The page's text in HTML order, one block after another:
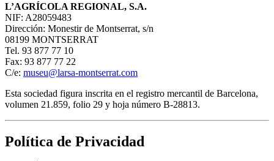
L’AGRÍCOLA REGIONAL, S.A.
NIF: A28059483
Dirección: Monestir de Montserrat, s/n
08199 MONTSERRAT
Tel. 93 877 77 10
Fax: 93 877 77 22
C/e: museu@larsa-montserrat.com
Esta sociedad figura inscrita en el registro mercantil de Barcelona,
volumen 21.859, folio 29 y hoja número B-28813.
Política de Privacidad